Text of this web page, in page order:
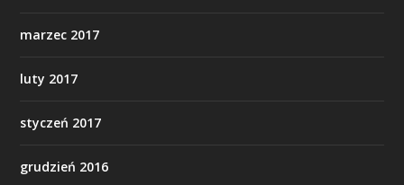
marzec 2017
luty 2017
styczeń 2017
grudzień 2016